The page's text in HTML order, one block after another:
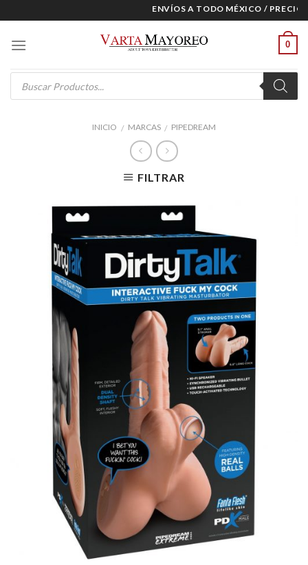
to
content
ENVÍOS A TODO MÉXICO / PRECIOS
0
Products
search
INICIO / MARCAS / PIPEDREAM
FILTRAR